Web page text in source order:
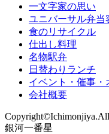
一文字家の思い
ユニバーサル弁当
食のリサイクル
仕出し料理
名物駅弁
日替わりランチ
イベント・催事・
会社概要
Copyright©Ichimonjiya.All
銀河一番星